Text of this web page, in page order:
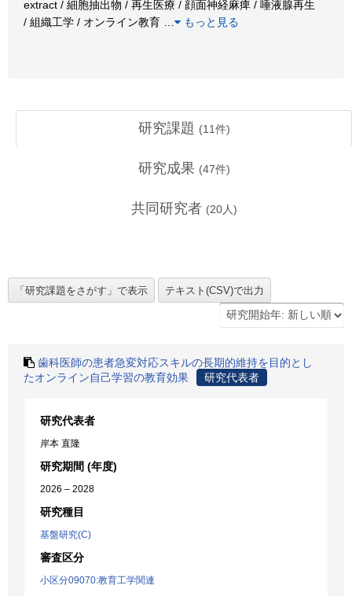
extract / 細胞抽出物 / 再生医療 / 顔面神経麻痺 / 唾液腺再生
/ 組織工学 / オンライン教育
もっと見る
研究課題 (11件)
研究成果 (47件)
共同研究者 (20人)
歯科医師の患者急変対応スキルの長期的維持を目的とし
たオンライン自己学習の教育効果
研究代表者
研究代表者
岸本 直隆
研究期間 (年度)
2026 – 2028
研究種目
基盤研究(C)
審査区分
小区分09070:教育工学関連